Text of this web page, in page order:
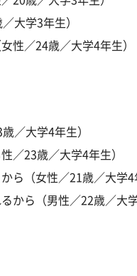
大学3年生）
性／24歳／大学4年生）
／大学4年生）
／23歳／大学4年生）
ら（女性／21歳／大学4
から（男性／22歳／大